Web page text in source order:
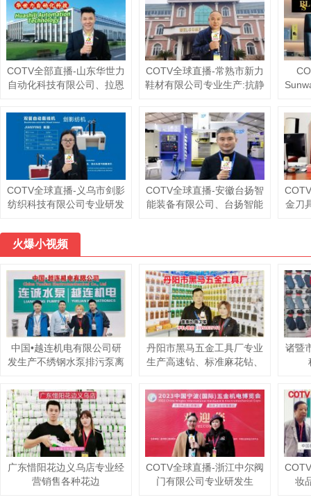
店、企事业食堂、家庭以及
户外野炊等领域，款式多
样，现货供应，欢迎大家光
临！
茶台等休闲及户外家具产
品，欢迎大家光临！
白蚁
粘鼠
粘虫
虫
COTV全部直播-山东华世力
自动化科技有限公司、拉恩
司专业生产玻璃切割流水
线，智能玻璃理片系统，智
能玻璃激光打标机、玻璃上
片切割一体机，欢迎大家光
临！
COTV全球直播-常熟市新力
鞋材有限公司专业生产:抗静
料；黑色、白色、灰色软硬
毛毡、阻燃无纺布等汽车用
毡及家居、家电用无纺布；
黑白色帽衬用无纺布；特厚
特硬等产品，欢迎大家光
临！
亚，
品
工程
COTV全球直播-义乌市剑影
纺织科技有限公司专业研发
机、自动缝头机、双管缝头
机、双管自动剪线机等纺织
袜机机械产品，欢迎大家光
临！
COTV全球直播-安徽台扬智
能装备有限公司、台扬智能
及龙门式长条加工专用机和
重型龙门加工中心等机床设
备，欢迎大家光临！
金刀
铝合
标
火爆小视频
中国•越连机电有限公司研
发生产不绣钢水泵排污泵离
丹阳市黑马五金工具厂专业
生产高速钻、标准麻花钻、
诸暨
广东惜阳花边义乌店专业经
营销售各种花边
COTV全球直播-浙江中尔阀
门有限公司专业研发生
妆